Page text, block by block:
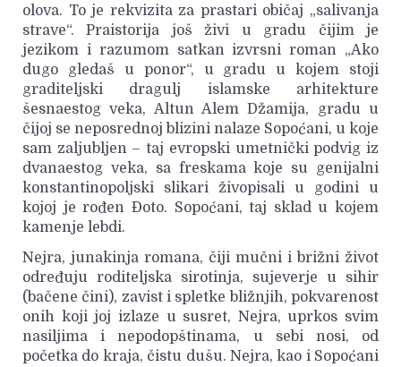
olova. To je rekvizita za prastari običaj „salivanja
strave“. Praistorija još živi u gradu čijim je
jezikom i razumom satkan izvrsni roman „Ako
dugo gledaš u ponor“, u gradu u kojem stoji
graditeljski dragulj islamske arhitekture
šesnaestog veka, Altun Alem Džamija, gradu u
čijoj se neposrednoj blizini nalaze Sopoćani, u koje
sam zaljubljen – taj evropski umetnički podvig iz
dvanaestog veka, sa freskama koje su genijalni
konstantinopoljski slikari živopisali u godini u
kojoj je rođen Đoto. Sopoćani, taj sklad u kojem
kamenje lebdi.
Nejra, junakinja romana, čiji mučni i brižni život
određuju roditeljska sirotinja, sujeverje u sihir
(bačene čini), zavist i spletke bližnjih, pokvarenost
onih koji joj izlaze u susret, Nejra, uprkos svim
nasiljima i nepodopštinama, u sebi nosi, od
početka do kraja, čistu dušu. Nejra, kao i Sopoćani